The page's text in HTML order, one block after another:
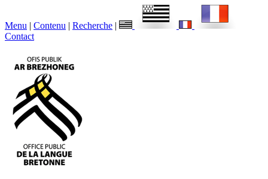
Menu | Contenu | Recherche |
Contact